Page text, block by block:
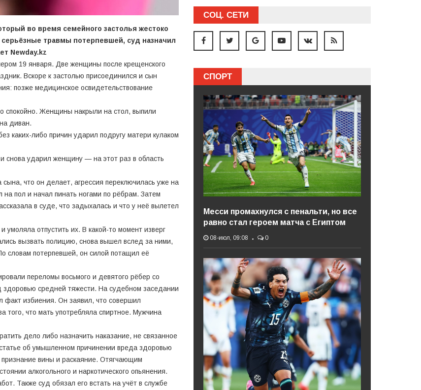
во время семейного застолья жестоко
травмы потерпевшей, суд назначил
Newday.kz
19 января. Две женщины после крещенского
Вскоре к застолью присоединился и сын
позже медицинское освидетельствование
спокойно. Женщины накрыли на стол, выпили
диван.
каких-либо причин ударил подругу матери кулаком
снова ударил женщину — на этот раз в область
сына, что он делает, агрессия переключилась уже на
пол и начал пинать ногами по рёбрам. Затем
в суде, что задыхалась и что у неё вылетел
отпустить их. В какой-то момент изверг
вызвать полицию, снова вышел вслед за ними,
словам потерпевшей, он силой потащил её
переломы восьмого и девятого рёбер со
средней тяжести. На судебном заседании
факт избиения. Он заявил, что совершил
того, что мать употребляла спиртное. Мужчина
дело либо назначить наказание, не связанное
об умышленном причинении вреда здоровью
вины и раскаяние. Отягчающим
алкогольного и наркотического опьянения.
Также суд обязал его встать на учёт в службе
СОЦ. СЕТИ
СПОРТ
Месси промахнулся с пенальти, но все
равно стал героем матча с Египтом
08-июл, 09:08 0